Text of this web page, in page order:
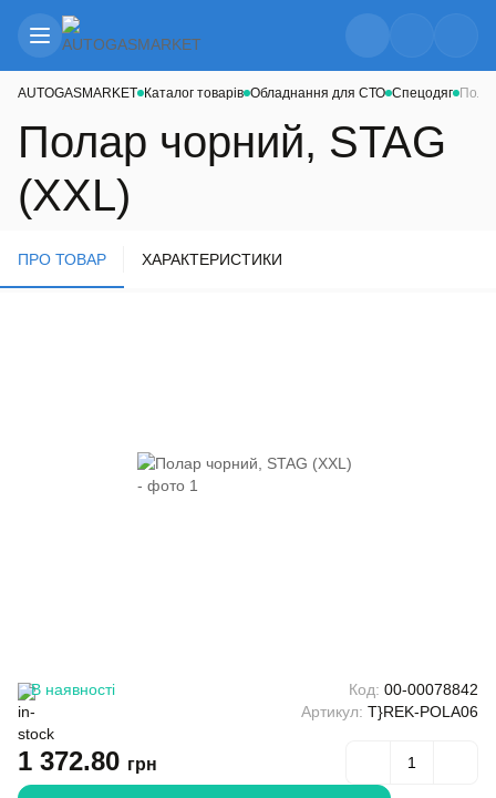
AUTOGASMARKET Каталог товарів Обладнання для СТО Спецодяг
Полар чорний, STAG
(XXL)
ПРО ТОВАР ХАРАКТЕРИСТИКИ
В наявності Код: 00-00078842
Артикул: T}REK-POLA06
1 372.80 грн